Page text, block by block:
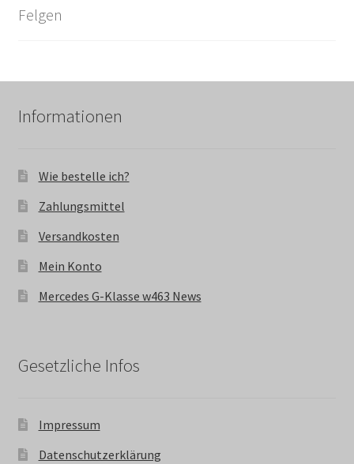
Felgen
Informationen
Wie bestelle ich?
Zahlungsmittel
Versandkosten
Mein Konto
Mercedes G-Klasse w463 News
Gesetzliche Infos
Impressum
Datenschutzerklärung